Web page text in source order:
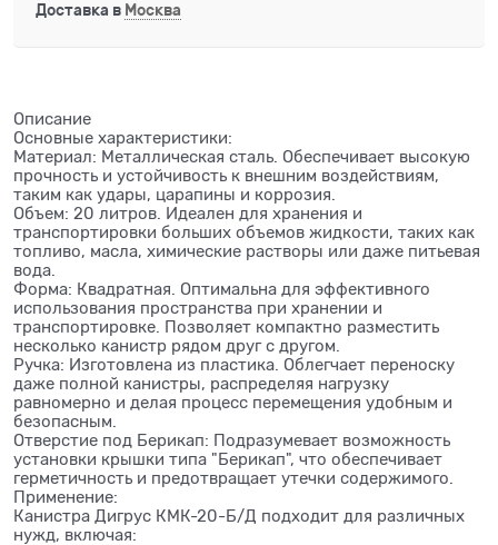
Доставка в Москва
Описание
Основные характеристики:
Материал: Металлическая сталь. Обеспечивает высокую
прочность и устойчивость к внешним воздействиям,
таким как удары, царапины и коррозия.
Объем: 20 литров. Идеален для хранения и
транспортировки больших объемов жидкости, таких как
топливо, масла, химические растворы или даже питьевая
вода.
Форма: Квадратная. Оптимальна для эффективного
использования пространства при хранении и
транспортировке. Позволяет компактно разместить
несколько канистр рядом друг с другом.
Ручка: Изготовлена из пластика. Облегчает переноску
даже полной канистры, распределяя нагрузку
равномерно и делая процесс перемещения удобным и
безопасным.
Отверстие под Берикап: Подразумевает возможность
установки крышки типа "Берикап", что обеспечивает
герметичность и предотвращает утечки содержимого.
Применение:
Канистра Дигрус КМК-20-Б/Д подходит для различных
нужд, включая: